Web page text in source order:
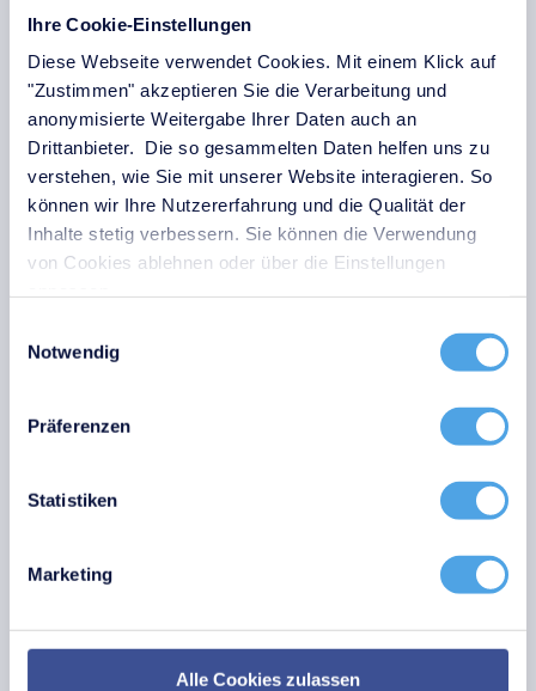
Ihre Cookie-Einstellungen
Diese Webseite verwendet Cookies. Mit einem Klick auf
"Zustimmen" akzeptieren Sie die Verarbeitung und
anonymisierte Weitergabe Ihrer Daten auch an
Drittanbieter. Die so gesammelten Daten helfen uns zu
verstehen, wie Sie mit unserer Website interagieren. So
können wir Ihre Nutzererfahrung und die Qualität der
Inhalte stetig verbessern. Sie können die Verwendung
von Cookies ablehnen oder über die Einstellungen
Notwendig
Präferenzen
Statistiken
Marketing
Alle Cookies zulassen
ISMS und KMU – Chancen für
Unternehmen
Kleine und mittlere Unternehmen (KMU) profitieren von
der Implementierung eines ISMS. Insbesondere in
Zeiten zunehmender Cyberangriffe geraten auch
kleinere Unternehmen verstärkt ins Visier. Ein ISMS
unterstützt KMUs dabei, ihre Ressourcen effektiv zu
schützen – ohne den laufenden Betrieb zu
Schutzmaßnahmen.
unerlässlich. Es sorgt dafür, dass IT-Sicherheit
unterstützt bei der Risikominderung sowie der
Einhaltung gesetzlicher Vorgaben und stärkt das
Kurzum: Durch den Einsatz von ISMS-Tools und der
lässt sich der Schutz sensibler Daten dauerhaft